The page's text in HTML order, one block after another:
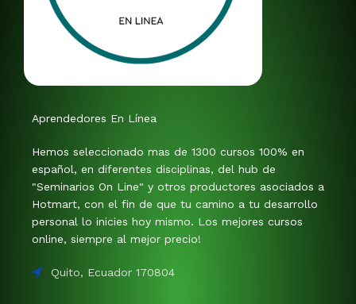
Aprendedores En Línea
Hemos seleccionado mas de 1300 cursos 100% en
español, en diferentes disciplinas, del hub de
"Seminarios On Line" y otros productores asociados a
Hotmart, con el fin de que tu camino a tu desarrollo
personal lo inicies hoy mismo. Los mejores cursos
online, siempre al mejor precio!
Quito, Ecuador 170804